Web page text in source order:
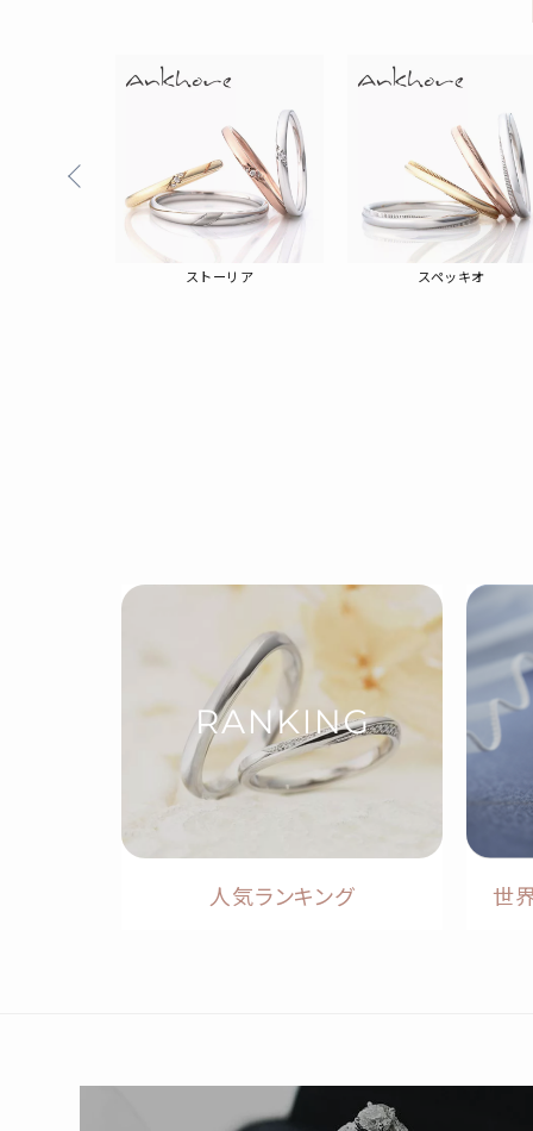
ストーリア スペッキオ
人気ランキング 世